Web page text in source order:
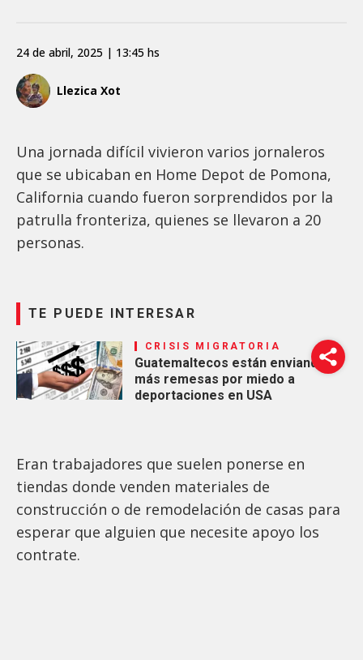
Llezica Xot
24 de abril, 2025 | 13:45 hs
Una jornada difícil vivieron varios jornaleros
que se ubicaban en Home Depot de Pomona,
California cuando fueron sorprendidos por la
patrulla fronteriza, quienes se llevaron a 20
personas.
TE PUEDE INTERESAR
CRISIS MIGRATORIA
Guatemaltecos están enviando
más remesas por miedo a
deportaciones en USA
Eran trabajadores que suelen ponerse en
tiendas donde venden materiales de
construcción o de remodelación de casas para
esperar que alguien que necesite apoyo los
contrate.